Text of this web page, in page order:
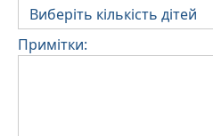
Примітки: